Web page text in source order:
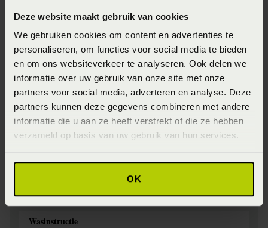
Deze website maakt gebruik van cookies
We gebruiken cookies om content en advertenties te
personaliseren, om functies voor social media te bieden
en om ons websiteverkeer te analyseren. Ook delen we
informatie over uw gebruik van onze site met onze
partners voor social media, adverteren en analyse. Deze
partners kunnen deze gegevens combineren met andere
informatie die u aan ze heeft verstrekt of die ze hebben
verzameld op basis van uw gebruik van hun services.
OK
de winkel. Wil je het product in de winkel bekijken?
Informeer dan eerst naar de beschikbaarheid.
Specificaties
Artikelnummer
100% katoensatijn (Katoensatijn)
Wasinstructie